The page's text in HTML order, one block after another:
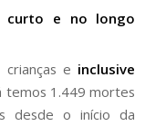
curto e no longo
e inclusive
temos 1.449 mortes
desde o início da